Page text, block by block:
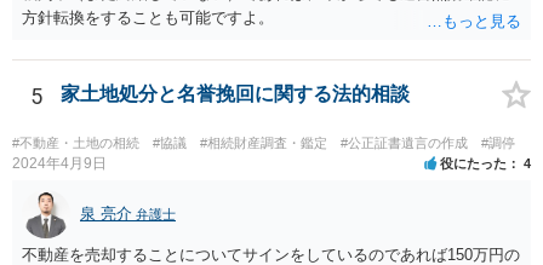
方針転換をすることも可能ですよ。
5 家土地処分と名誉挽回に関する法的相談
#不動産・土地の相続 #協議 #相続財産調査・鑑定 #公正証書遺言の作成 #調停
2024年4月9日 役にたった 4
泉 亮介 弁護士
不動産を売却することについてサインをしているのであれば150万円の